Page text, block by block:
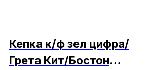
Кепка к/ф зел цифра/
Грета Кит/Бостон